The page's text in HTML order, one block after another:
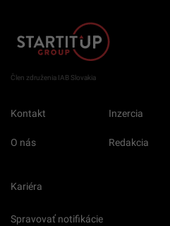
Člen združenia IAB Slovakia
Kontakt Inzercia
O nás Redakcia
Kariéra
Spravovať notifikácie